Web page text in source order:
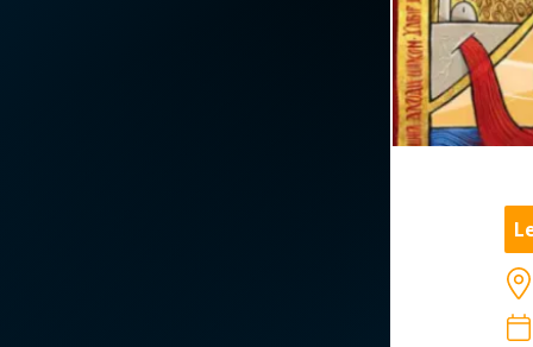
du mois
Marie qui défait les
nœuds
Mes intentions de